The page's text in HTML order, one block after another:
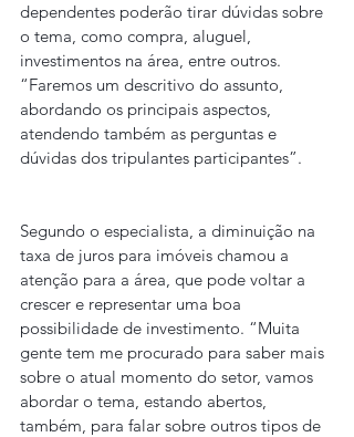
dependentes poderão tirar dúvidas sobre
o tema, como compra, aluguel,
investimentos na área, entre outros.
“Faremos um descritivo do assunto,
abordando os principais aspectos,
atendendo também as perguntas e
dúvidas dos tripulantes participantes”.
Segundo o especialista, a diminuição na
taxa de juros para imóveis chamou a
atenção para a área, que pode voltar a
crescer e representar uma boa
possibilidade de investimento. “Muita
gente tem me procurado para saber mais
sobre o atual momento do setor, vamos
abordar o tema, estando abertos,
também, para falar sobre outros tipos de